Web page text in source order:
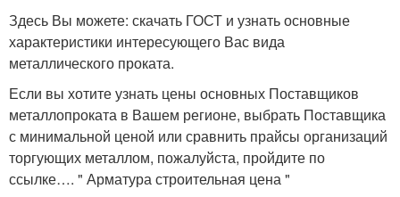
Здесь Вы можете: скачать ГОСТ и узнать основные
характеристики интересующего Вас вида
металлического проката.
Если вы хотите узнать цены основных Поставщиков
металлопроката в Вашем регионе, выбрать Поставщика
с минимальной ценой или сравнить прайсы организаций
торгующих металлом, пожалуйста, пройдите по
ссылке…. " Арматура строительная цена "